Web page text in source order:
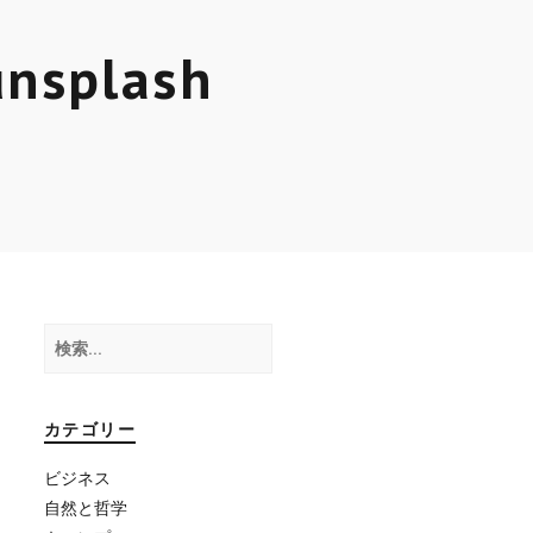
検
索:
カテゴリー
ビジネス
自然と哲学